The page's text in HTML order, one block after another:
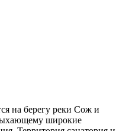
на берегу реки Сож и
широкие